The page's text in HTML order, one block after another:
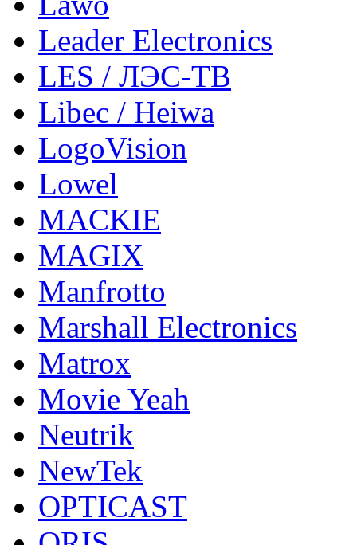
Leader Electronics
LES / ЛЭС-ТВ
Libec / Heiwa
LogoVision
Lowel
MACKIE
MAGIX
Manfrotto
Marshall Electronics
Matrox
Movie Yeah
Neutrik
NewTek
OPTICAST